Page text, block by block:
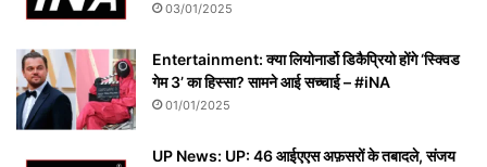
03/01/2025
Entertainment: क्या लियोनार्डो डिकैप्रियो होंगे ‘स्क्विड
गेम 3’ का हिस्सा? सामने आई सच्चाई – #iNA
01/01/2025
UP News: UP: 46 आईएएस अफ़सरों के तबादले, संजय